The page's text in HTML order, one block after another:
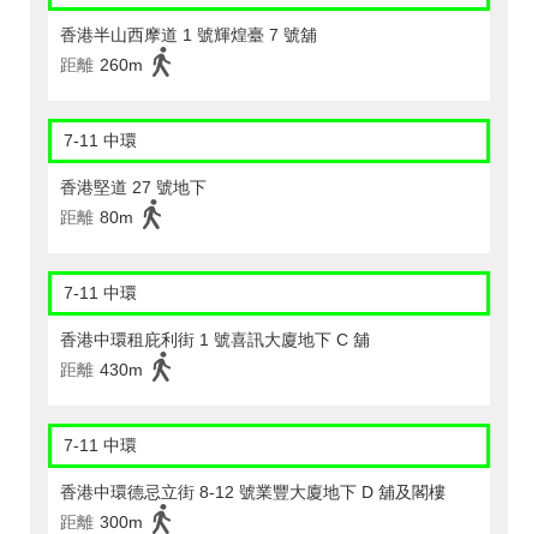
香港半山西摩道 1 號輝煌臺 7 號舖
距離 260m
7-11 中環
香港堅道 27 號地下
距離 80m
7-11 中環
香港中環租庇利街 1 號喜訊大廈地下 C 舖
距離 430m
7-11 中環
香港中環德忌立街 8-12 號業豐大廈地下 D 舖及閣樓
距離 300m